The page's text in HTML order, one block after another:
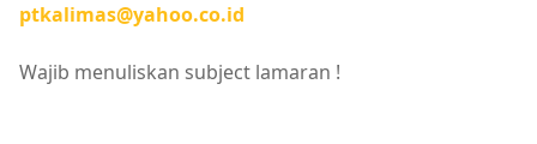
ptkalimas@yahoo.co.id
Wajib menuliskan subject lamaran !